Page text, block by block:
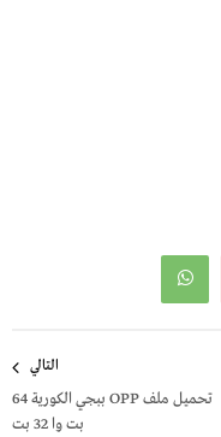
التالي
تحميل ملف OPP ببجي الكورية 64
بت وا 32 بت